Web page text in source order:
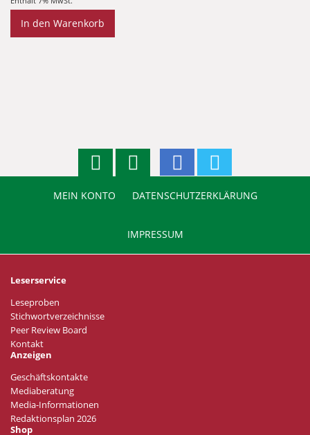
In den Warenkorb
MEIN KONTO DATENSCHUTZERKLÄRUNG
IMPRESSUM
Leserservice
Leseproben
Stichwortverzeichnisse
Peer Review Board
Kontakt
Anzeigen
Geschäftskontakte
Mediaberatung
Media-Informationen
Redaktionsplan 2026
Shop